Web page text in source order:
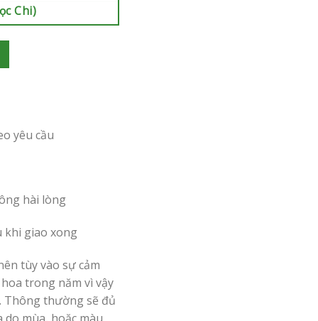
Chi)
yêu cầu
hài lòng
khi giao xong
tùy vào sự cảm
trong năm vì vậy
Thông thường sẽ đủ